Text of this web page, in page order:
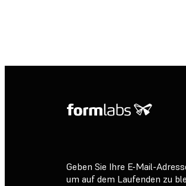
Geben Sie Ihre E-Mail-
um auf dem Laufenden zu